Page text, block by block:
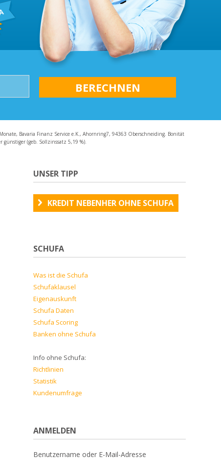
Bavaria Finanz Service e.K., Ahornring7, 94363 Oberschneiding. Bonität
(geb. Sollzinssatz 5,19 %).
UNSER TIPP
KREDIT NEBENHER OHNE SCHUFA
SCHUFA
Was ist die Schufa
Schufaklausel
Eigenauskunft
Schufa Daten
Schufa Scoring
Banken ohne Schufa
Info ohne Schufa:
Richtlinien
Statistik
Kundenumfrage
ANMELDEN
Benutzername oder E-Mail-Adresse